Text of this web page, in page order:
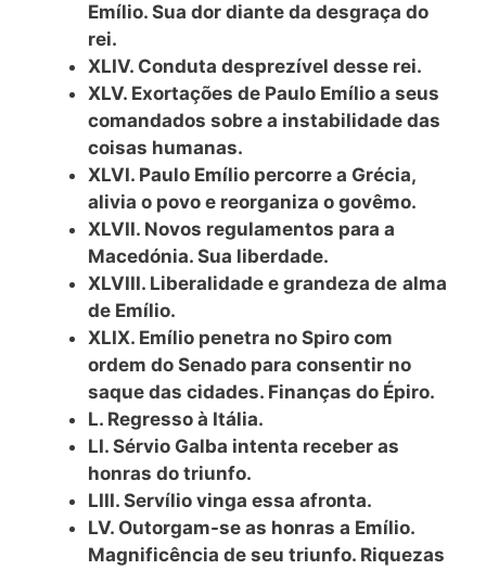
Emílio. Sua dor diante da desgraça do
rei.
XLIV. Conduta desprezível desse rei.
XLV. Exortações de Paulo Emílio a seus
comandados sobre a instabilidade das
coisas humanas.
XLVI. Paulo Emílio percorre a Grécia,
alivia o povo e reorganiza o govêmo.
XLVII. Novos regulamentos para a
Macedónia. Sua liberdade.
XLVIII. Liberalidade e grandeza de alma
de Emílio.
XLIX. Emílio penetra no Spiro com
ordem do Senado para consentir no
saque das cidades. Finanças do Épiro.
L. Regresso à Itália.
LI. Sérvio Galba intenta receber as
honras do triunfo.
LIII. Servílio vinga essa afronta.
LV. Outorgam-se as honras a Emílio.
Magnificência de seu triunfo. Riquezas